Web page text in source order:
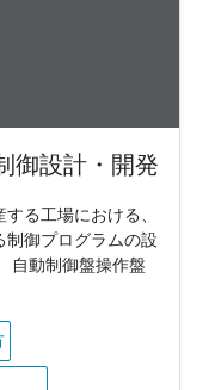
御設計・開発
る工場における、
御プログラムの設
自動制御盤操作盤